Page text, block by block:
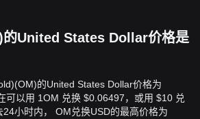
的United States Dollar价格是
的United States Dollar价格为
可以用 1OM 兑换 $0.06497，或用 $10 兑
小时内， OM兑换USD的最高价格为